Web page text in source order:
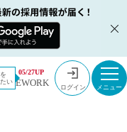
い
05/27UP
EWORK ログイン
用